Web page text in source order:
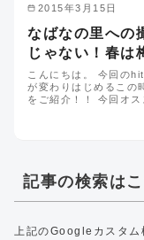
2015年3月15日
なばなの里への
じゃない！春は
こんにちは。 今回の
が変わりはじめるこの
をご紹介！！ 今回オ
記事の検索は
上記のGoogleカスタム